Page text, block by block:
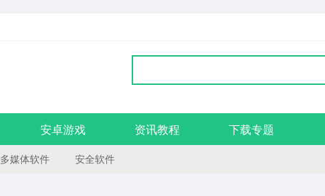
安卓游戏 资讯教程 下载专题
多媒体软件 安全软件